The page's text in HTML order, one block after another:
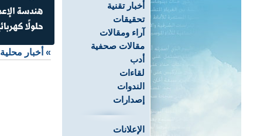
أخبار تقنية
تحقيقات
آراء ومقالات
مقالات صحفية
أدب
لقاءات
الندوات
إصدارات
الإعلانات
» أخبار محلية